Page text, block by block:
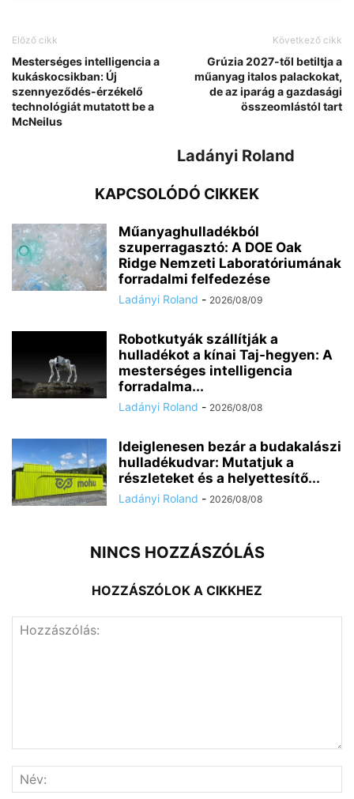
Előző cikk
Mesterséges intelligencia a
kukáskocsikban: Új
szennyeződés-érzékelő
technológiát mutatott be a
McNeilus
Következő cikk
Grúzia 2027-től betiltja a
műanyag italos palackokat,
de az iparág a gazdasági
összeomlástól tart
Ladányi Roland
KAPCSOLÓDÓ CIKKEK
Műanyaghulladékból
szuperragasztó: A DOE Oak
Ridge Nemzeti Laboratóriumának
forradalmi felfedezése
Ladányi Roland - 2026/08/09
Robotkutyák szállítják a
hulladékot a kínai Taj-hegyen: A
mesterséges intelligencia
forradalma...
Ladányi Roland - 2026/08/08
Ideiglenesen bezár a budakalászi
hulladékudvar: Mutatjuk a
részleteket és a helyettesítő...
Ladányi Roland - 2026/08/08
NINCS HOZZÁSZÓLÁS
HOZZÁSZÓLOK A CIKKHEZ